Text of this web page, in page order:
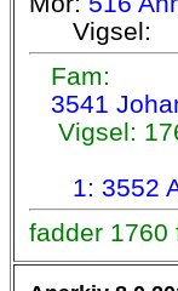
Vigsel:
Fam:
3541
Vigsel:
1: 3552
fadder 1760